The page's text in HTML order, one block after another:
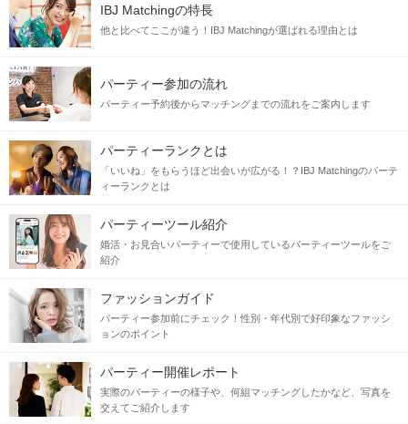
流行りのマッチングアプリ、合コンなど色々あるけど
実際に会って、話してみて、恋人関係になりたい♡
同じ日、同じ場所、同じ時間に参加した・・・・
もうそれだけで運命を感じる素敵な1日になる予感♪
当日の流れ
STEP1 受付開始
IBJ Matchingの特長
他と比べてここが違う！IBJ Matchingが選ばれる理由とは
パーティー参加の流れ
パーティー予約後からマッチングまでの流れをご案内します
パーティーランクとは
「いいね」をもらうほど出会いが広がる！？IBJ Matchingのパーテ
ィーランクとは
パーティーツール紹介
婚活・お見合いパーティーで使用しているパーティーツールをご
紹介
ファッションガイド
パーティー参加前にチェック！性別・年代別で好印象なファッシ
ョンのポイント
パーティー開催レポート
実際のパーティーの様子や、何組マッチングしたかなど、写真を
交えてご紹介します